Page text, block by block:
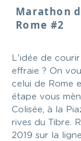
Marathon
Rome #2
L'idée de
effraie ? On
celui de Rome
étape vous
Colisée, à la
rives du Tibre.
2019 sur la